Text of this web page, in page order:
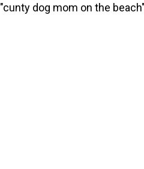
dog mom on the